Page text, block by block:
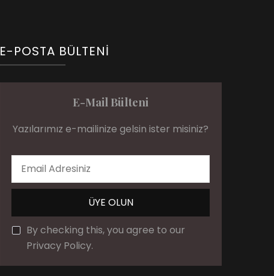
E-POSTA BÜLTENI
E-Mail Bülteni
Yazılarımız e-mailinize gelsin ister misiniz?
By checking this, you agree to our
Privacy Policy.